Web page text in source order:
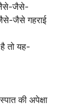
जैसे-जैसे-
जैसे गहराई
तो यह-
की अपेक्षा